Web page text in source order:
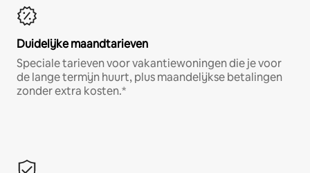
Duidelijke maandtarieven
Speciale tarieven voor vakantiewoningen die je voor
de lange termijn huurt, plus maandelijkse betalingen
zonder extra kosten.*